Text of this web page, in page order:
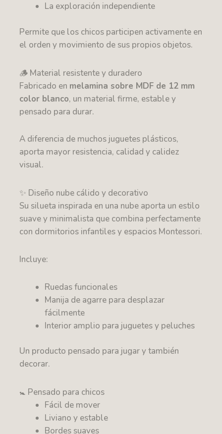
La exploración independiente
Permite que los chicos participen activamente en
el orden y movimiento de sus propios objetos.
🪵 Material resistente y duradero
Fabricado en melamina sobre MDF de 12 mm
color blanco, un material firme, estable y
pensado para durar.
A diferencia de muchos juguetes plásticos,
aporta mayor resistencia, calidad y calidez
visual.
✨ Diseño nube cálido y decorativo
Su silueta inspirada en una nube aporta un estilo
suave y minimalista que combina perfectamente
con dormitorios infantiles y espacios Montessori.
Incluye:
Ruedas funcionales
Manija de agarre para desplazar
fácilmente
Interior amplio para juguetes y peluches
Un producto pensado para jugar y también
decorar.
🚼 Pensado para chicos
Fácil de mover
Liviano y estable
Bordes suaves